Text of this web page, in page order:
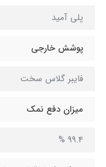
پلی آمید
پوشش خارجی
فایبر گلاس سخت
میزان دفع نمک
99.4 %